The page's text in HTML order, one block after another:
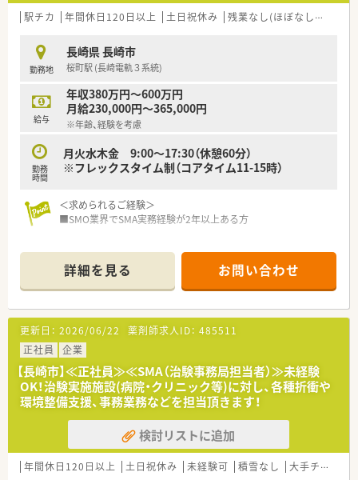
ってきた知識・ノウハウを活用し、生を受けたその人がその人ら
■長年高めてきた倫理観を礎に、時代のニーズに柔軟に対応する
姿勢と新たな価値を創造していくフロンティア精神を持つ集団
であり続けます。
■ヘルスケア業界の心髄ともいえる『生と命の追求・研究』それ
が我々の使命です。当社の各事業部は、それぞれがLAB（研究室）
として、ヘルスケア分野を事業化研究の視点から追求し、生を受
す。
きている企業です。
＼こんな方におすすめ！／
■デスクワークで無理なく働きたい方
■短めの勤務時間で働きたい方
■土日休みでプライベートを充実させたい方
駅チカ 年間休日120日以上 土日祝休み 残業なし(ほぼなし含む)
勤務地
長崎県 長崎市
桜町駅 (長崎電軌３系統)
給与
年収380万円～600万円
月給230,000円～365,000円
※年齢、経験を考慮
勤務
時間
月火水木金 9:00～17:30（休憩60分）
※フレックスタイム制（コアタイム11-15時）
＜求められるご経験＞
■SMO業界でSMA実務経験が2年以上ある方
■SMA業務
治験実施施設(病院・クリニック等)に対し、実施のための各種折
衝や環境整備支援、事務業務などを担当していただきます。
（代表的な業務内容）
・治験実施施設の医師への案件打診
・契約書作成、締結
・CRCの勉強会や治験実施施設での説明会の調整
・安全性等を審議する専門委員会(IRB)への対応支援
・その他資料作成支援、必須文書作成～保管 等
＜こんな職場環境です＞
■最寄駅から徒歩3分の立地にあり、周辺には市役所などがある
オフィス街での勤務です。
■飲食店やコンビニなども多くございますので、お昼休憩時も大
変便利な環境です。
詳細を見る お問い合わせ
更新日： 2026/06/22 薬剤師求人ID： 485511
正社員
企業
【長崎市】≪正社員≫≪SMA（治験事務局担当者）≫未経験
OK！治験実施施設(病院・クリニック等)に対し、各種折衝や
環境整備支援、事務業務などを担当頂きます！
検討リストに追加
年間休日120日以上 土日祝休み 未経験可 積雪なし 大手チェーン以外